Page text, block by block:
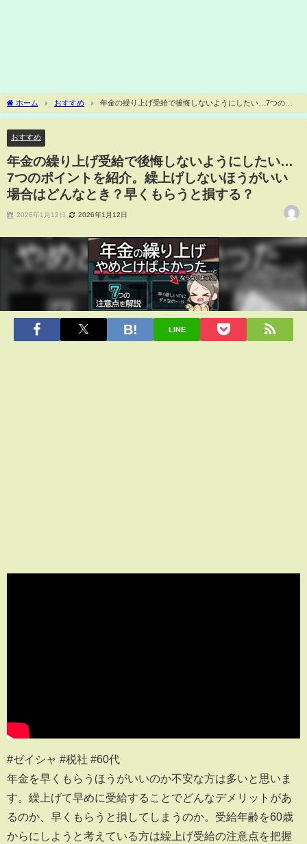
ホーム おすすめ
年金の繰り上げ受給で後悔しないようにしたい…7つのポ
イントを紹介。繰上げしないほうがいい場合はどんなとき？早くもらうと損する？
おすすめ
年金の繰り上げ受給で後悔しないようにしたい…
7つのポイントを紹介。繰上げしないほうがいい
場合はどんなとき？早くもらうと損する？
2026年1月12日 2026年1月12日
LINE
#ゼイシャ #税社 #60代
年金を早くもらうほうがいいのか不安な方は多いと思いま
す。繰上げて早めに受給することでどんなデメリットがあ
るのか、早くもらうと損してしまうのか。受給年齢を60歳
からにしようと考えている方は繰上げ受給の注意点を把握